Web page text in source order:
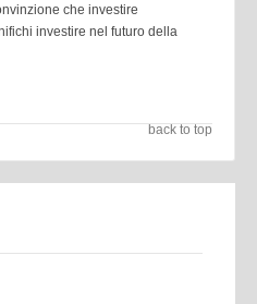
che investire
investire nel futuro della
back to top